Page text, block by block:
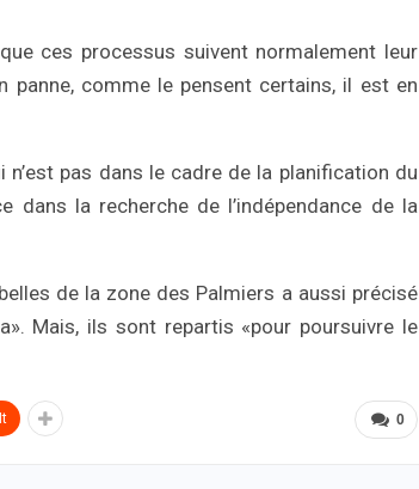
ces processus suivent normalement leur
panne, comme le pensent certains, il est en
pas dans le cadre de la planification du
dans la recherche de l’indépendance de la
de la zone des Palmiers a aussi précisé
Mais, ils sont repartis «pour poursuivre le
0